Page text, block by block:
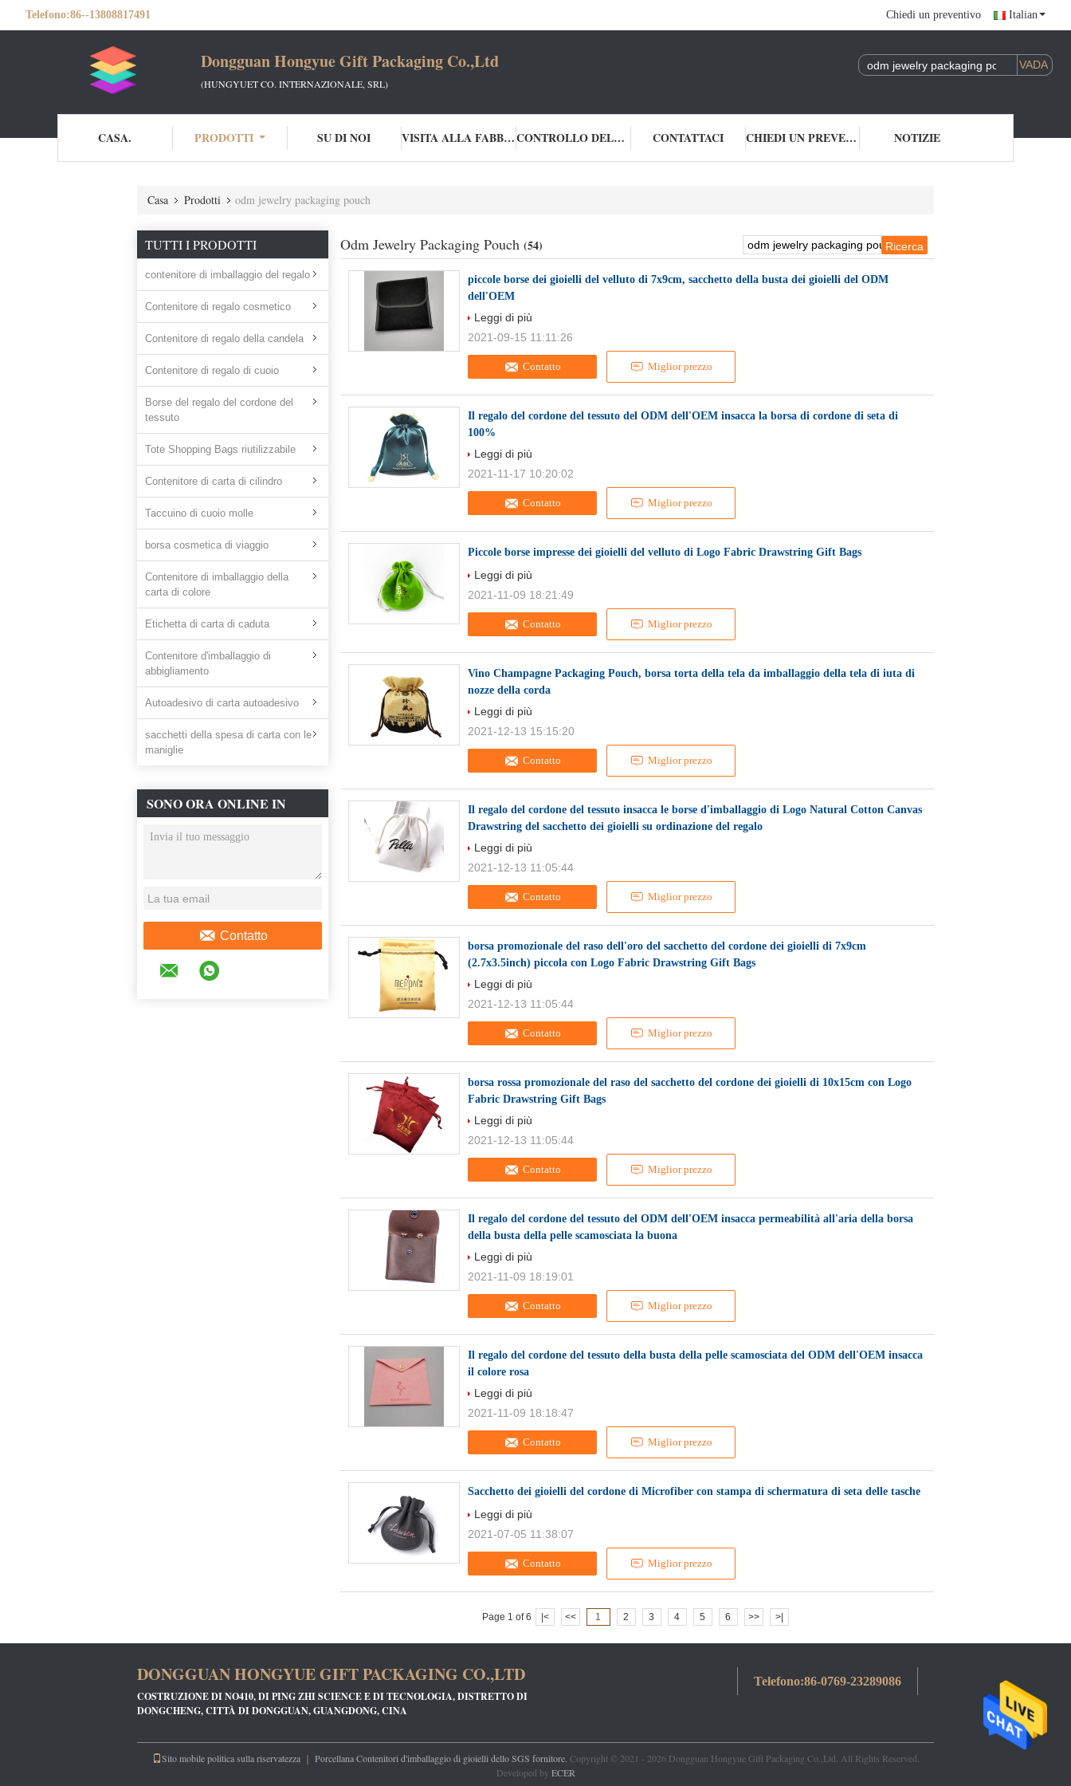
Telefono:86--13808817491 Chiedi un preventivo Italian
Dongguan Hongyue Gift Packaging Co.,Ltd
(HUNGYUET CO. INTERNAZIONALE, SRL)
CASA. PRODOTTI SU DI NOI VISITA ALLA FABBRICA CONTROLLO DELLA QUALITÀ CONTATTACI CHIEDI UN PREVENTIVO NOTIZIE
Casa Prodotti odm jewelry packaging pouch
TUTTI I PRODOTTI
contenitore di imballaggio del regalo
Contenitore di regalo cosmetico
Contenitore di regalo della candela
Contenitore di regalo di cuoio
Borse del regalo del cordone del
tessuto
Tote Shopping Bags riutilizzabile
Contenitore di carta di cilindro
Taccuino di cuoio molle
borsa cosmetica di viaggio
Contenitore di imballaggio della
carta di colore
Etichetta di carta di caduta
Contenitore d'imballaggio di
abbigliamento
Autoadesivo di carta autoadesivo
sacchetti della spesa di carta con le
maniglie
SONO ORA ONLINE IN
CHAT
Contatto
Odm Jewelry Packaging Pouch (54)
piccole borse dei gioielli del velluto di 7x9cm, sacchetto della busta dei gioielli del ODM
dell'OEM
Contatto Miglior prezzo
Leggi di più
2021-09-15 11:11:26
Il regalo del cordone del tessuto del ODM dell'OEM insacca la borsa di cordone di seta di
100%
Contatto Miglior prezzo
Leggi di più
2021-11-17 10:20:02
Piccole borse impresse dei gioielli del velluto di Logo Fabric Drawstring Gift Bags
Contatto Miglior prezzo
Leggi di più
2021-11-09 18:21:49
Vino Champagne Packaging Pouch, borsa torta della tela da imballaggio della tela di iuta di
nozze della corda
Contatto Miglior prezzo
Leggi di più
2021-12-13 15:15:20
Il regalo del cordone del tessuto insacca le borse d'imballaggio di Logo Natural Cotton Canvas
Drawstring del sacchetto dei gioielli su ordinazione del regalo
Contatto Miglior prezzo
Leggi di più
2021-12-13 11:05:44
borsa promozionale del raso dell'oro del sacchetto del cordone dei gioielli di 7x9cm
(2.7x3.5inch) piccola con Logo Fabric Drawstring Gift Bags
Contatto Miglior prezzo
Leggi di più
2021-12-13 11:05:44
borsa rossa promozionale del raso del sacchetto del cordone dei gioielli di 10x15cm con Logo
Fabric Drawstring Gift Bags
Contatto Miglior prezzo
Leggi di più
2021-12-13 11:05:44
Il regalo del cordone del tessuto del ODM dell'OEM insacca permeabilità all'aria della borsa
della busta della pelle scamosciata la buona
Contatto Miglior prezzo
Leggi di più
2021-11-09 18:19:01
Il regalo del cordone del tessuto della busta della pelle scamosciata del ODM dell'OEM insacca
il colore rosa
Contatto Miglior prezzo
Leggi di più
2021-11-09 18:18:47
Sacchetto dei gioielli del cordone di Microfiber con stampa di schermatura di seta delle tasche
Contatto Miglior prezzo
Leggi di più
2021-07-05 11:38:07
Page 1 of 6 |< << 1 2 3 4 5 6 >> >|
DONGGUAN HONGYUE GIFT PACKAGING CO.,LTD
COSTRUZIONE DI NO410, DI PING ZHI SCIENCE E DI TECNOLOGIA, DISTRETTO DI
DONGCHENG, CITTÀ DI DONGGUAN, GUANGDONG, CINA
Telefono:86-0769-23289086
Sito mobile politica sulla riservatezza｜ Porcellana Contenitori d'imballaggio di gioielli dello SGS fornitore. Copyright © 2021 - 2026 Dongguan Hongyue Gift Packaging Co.,Ltd. All Rights Reserved.
Developed by ECER